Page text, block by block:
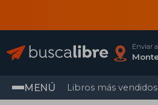
Enviar a
MENÚ Libros más vendidos